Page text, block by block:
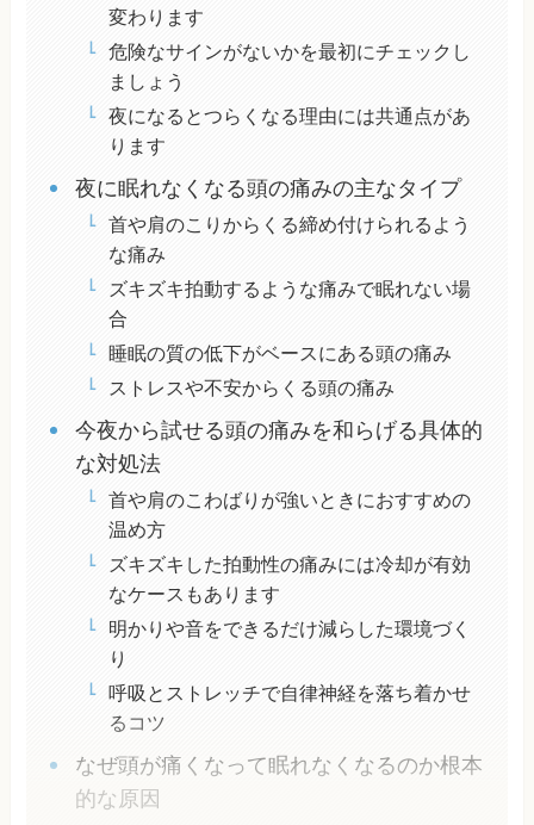
変わります
危険なサインがないかを最初にチェックし
ましょう
夜になるとつらくなる理由には共通点があ
ります
夜に眠れなくなる頭の痛みの主なタイプ
首や肩のこりからくる締め付けられるよう
な痛み
ズキズキ拍動するような痛みで眠れない場
合
睡眠の質の低下がベースにある頭の痛み
ストレスや不安からくる頭の痛み
今夜から試せる頭の痛みを和らげる具体的
な対処法
首や肩のこわばりが強いときにおすすめの
温め方
ズキズキした拍動性の痛みには冷却が有効
なケースもあります
明かりや音をできるだけ減らした環境づく
り
呼吸とストレッチで自律神経を落ち着かせ
るコツ
なぜ頭が痛くなって眠れなくなるのか根本
的な原因